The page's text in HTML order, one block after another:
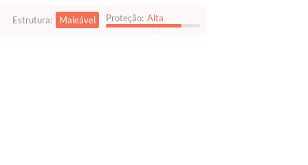
Estrutura: Maleável Proteção: Alta